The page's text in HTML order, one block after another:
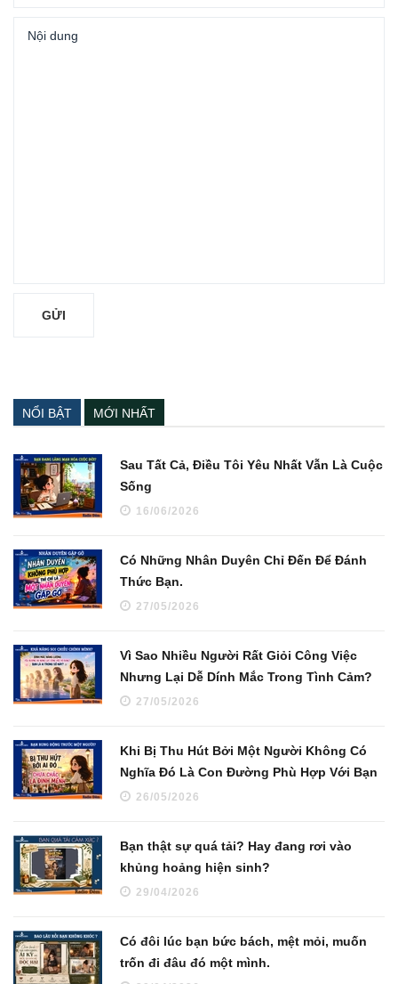
NỔI BẬT
Sau Tất Cả, Điều Tôi Yêu Nhất Vẫn Là Cuộc
Sống
16/06/2026
Có Những Nhân Duyên Chỉ Đến Để Đánh
Thức Bạn.
27/05/2026
Vì Sao Nhiều Người Rất Giỏi Công Việc
Nhưng Lại Dễ Dính Mắc Trong Tình Cảm?
27/05/2026
Khi Bị Thu Hút Bởi Một Người Không Có
Nghĩa Đó Là Con Đường Phù Hợp Với Bạn
26/05/2026
Bạn thật sự quá tải? Hay đang rơi vào
khủng hoảng hiện sinh?
29/04/2026
Có đôi lúc bạn bức bách, mệt mỏi, muốn
trốn đi đâu đó một mình.
MỚI NHẤT